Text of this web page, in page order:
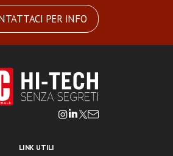
PER INFO
LINK UTILI